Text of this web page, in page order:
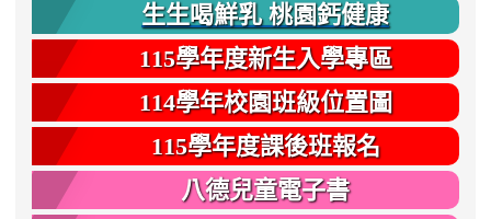
生生喝鮮乳 桃園鈣健康
115學年度新生入學專區
114學年校園班級位置圖
115學年度課後班報名
八德兒童電子書